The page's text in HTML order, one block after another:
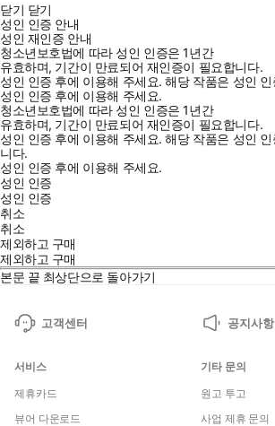
닫기 닫기
성인 인증 안내
성인 재인증 안내
청소년보호법에 따라 성인 인증은 1년간
유효하며, 기간이 만료되어 재인증이 필요합니다.
성인 인증 후에 이용해 주세요.해당 작품은 성인
성인 인증 후에 이용해 주세요.
청소년보호법에 따라 성인 인증은 1년간
유효하며, 기간이 만료되어 재인증이 필요합니다.
성인 인증 후에 이용해 주세요.해당 작품은 성인
니다.
성인 인증 후에 이용해 주세요.
성인 인증
성인 인증
취소
취소
제외하고 구매
제외하고 구매
본문 끝 최상단으로 돌아가기
고객센터 공지사항
서비스
제휴카드
뷰어 다운로드
기타 문의
원고 투고
사업 제휴 문의